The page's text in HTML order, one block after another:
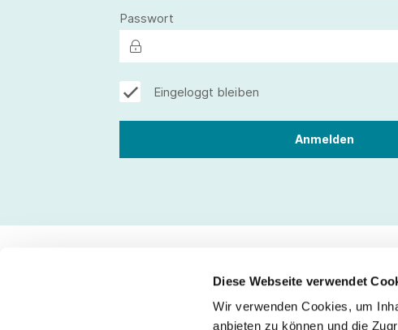
Diese Webseite verwendet
Wir verwenden Cookies, um
anbieten zu können und die
Passwort
Eingeloggt bleiben